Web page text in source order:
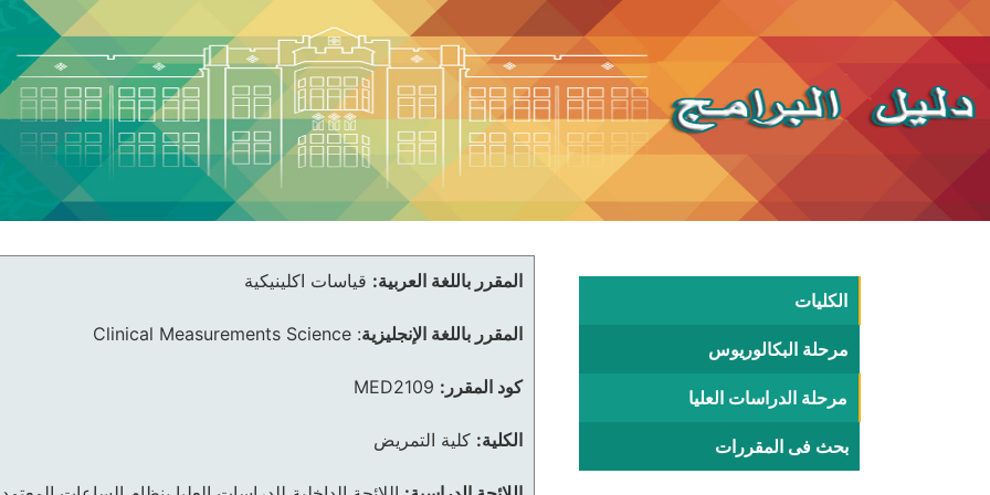
الكليات
مرحلة البكالوريوس
مرحلة الدراسات العليا
بحث فى المقررات
المقرر باللغة العربية: قياسات اكلينيكية
المقرر باللغة الإنجليزية:
Clinical Measurements Science
كود المقرر: MED2109
الكلية: كلية التمريض